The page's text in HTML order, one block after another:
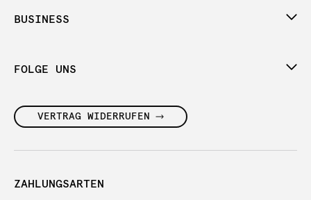
BUSINESS
FOLGE UNS
VERTRAG WIDERRUFEN
ZAHLUNGSARTEN